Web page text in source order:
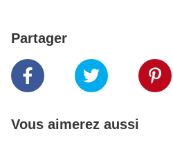
Partager
Vous aimerez aussi